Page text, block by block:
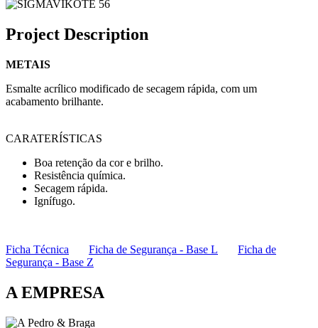
Project Description
METAIS
Esmalte acrílico modificado de secagem rápida, com um
acabamento brilhante.
CARATERÍSTICAS
Boa retenção da cor e brilho.
Resistência química.
Secagem rápida.
Ignífugo.
Ficha Técnica Ficha de Segurança - Base L
Ficha de
Segurança - Base Z
A EMPRESA